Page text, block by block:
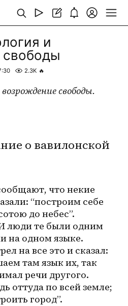
и
2.3K 🔥
свободы.
о вавилонской
что некие
“построим себе
до небес”.
люди те были одним
на одном языке.
на все это и сказал:
там язык их, так
речи другого.
оттуда по всей земле;
город”.